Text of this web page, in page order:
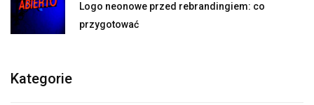
Logo neonowe przed rebrandingiem: co
przygotować
Kategorie